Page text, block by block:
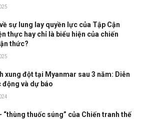
sự lung lay quyền lực của Tập Cận
thực hay chỉ là biểu hiện của chiến
thức?
xung đột tại Myanmar sau 3 năm: Diễn
động và dự báo
“thùng thuốc súng” của Chiến tranh thế